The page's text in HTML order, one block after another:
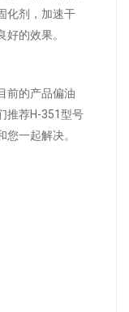
化剂，加速干
的效果。
前的产品偏油
推荐H-351型号
一起解决。